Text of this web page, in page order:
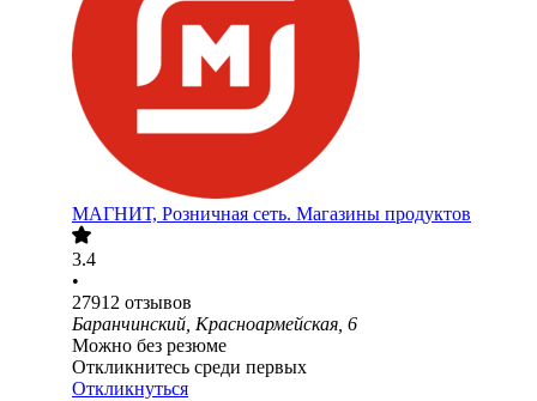
МАГНИТ, Розничная сеть. Магазины продуктов
3.4
•
27912 отзывов
Баранчинский, Красноармейская, 6
Можно без резюме
Откликнитесь среди первых
Откликнуться